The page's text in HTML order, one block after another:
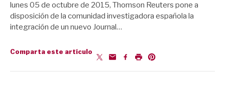
lunes 05 de octubre de 2015, Thomson Reuters pone a
disposición de la comunidad investigadora española la
integración de un nuevo Journal…
Comparta este artículo